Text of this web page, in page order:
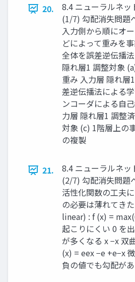
20.
8.4 ニューラルネッ
(1/7) 勾配消失問題
入力側から順にオ
どによって重みを事
全体を誤差逆伝播
隠れ層1 調整対象
重み ⼊⼒層 隠れ層
差逆伝播法による
ンコーダによる⾃
⼒層 隠れ層1 調整
対象 (c) 1階層上の
の複製
21.
8.4 ニューラルネッ
(2/7) 勾配消失問題
活性化関数の工夫
の必要は薄れてき
linear) : f (x) =
起こりにくい 0 を
が多くなる x −x 双
(x) = eex −e +e−x
負の値でも勾配があ